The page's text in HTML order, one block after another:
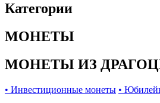
Категории
МОНЕТЫ
МОНЕТЫ ИЗ
• Инвестиционные монеты •